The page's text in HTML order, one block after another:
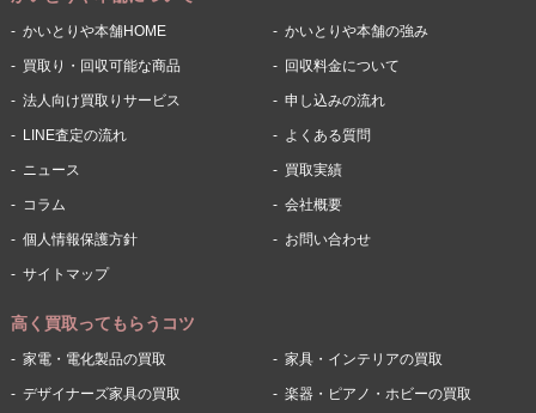
かいとりや本舗HOME かいとりや本舗の強み
買取り・回収可能な商品 回収料金について
法人向け買取りサービス 申し込みの流れ
LINE査定の流れ よくある質問
ニュース 買取実績
コラム 会社概要
個人情報保護方針 お問い合わせ
サイトマップ
高く買取ってもらうコツ
家電・電化製品の買取 家具・インテリアの買取
デザイナーズ家具の買取 楽器・ピアノ・ホビーの買取